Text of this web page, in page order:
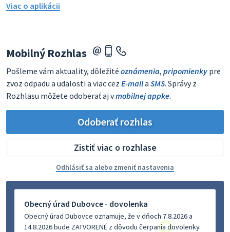
Viac o aplikácii
Mobilný Rozhlas
Pošleme vám aktuality, dôležité oznámenia, pripomienky pre
zvoz odpadu a udalosti a viac cez E-maila SMS. Správy z
Rozhlasu môžete odoberať aj vmobilnej appke.
Odoberať rozhlas
Zistiť viac o rozhlase
Odhlásiť sa alebo zmeniť nastavenia
Obecný úrad Dubovce - dovolenka
Obecný úrad Dubovce oznamuje, že v dňoch 7.8.2026 a
14.8.2026 bude ZATVORENÉ z dôvodu čerpania dovolenky.